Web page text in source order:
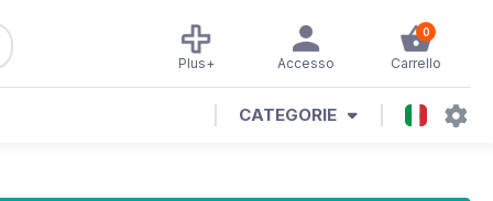
0
Carrello
Accesso
Plus+
CATEGORIE